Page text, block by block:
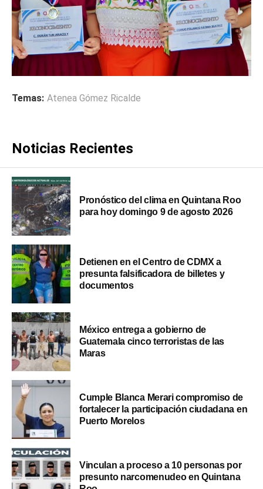
Temas: Atenea Gómez Ricalde
Noticias Recientes
Pronóstico del clima en Quintana Roo
para hoy domingo 9 de agosto 2026
Detienen en el Centro de CDMX a
presunta falsificadora de billetes y
documentos
México entrega a gobierno de
Guatemala cinco terroristas de las
Maras
Cumple Blanca Merari compromiso de
fortalecer la participación ciudadana en
Puerto Morelos
Vinculan a proceso a 10 personas por
presunto narcomenudeo en Quintana